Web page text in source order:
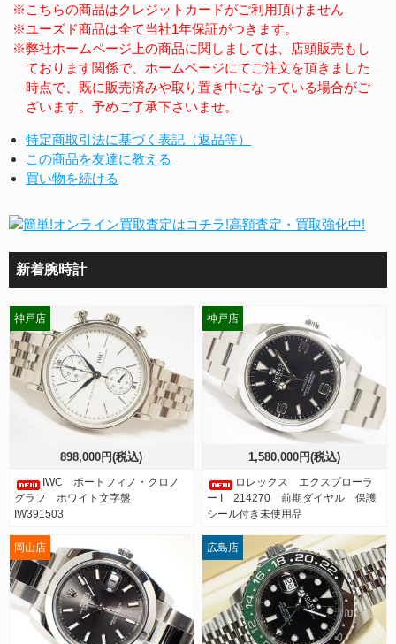
※こちらの商品はクレジットカードがご利用頂けません
※ユーズド商品は全て当社1年保証がつきます。
※弊社ホームページ上の商品に関しましては、店頭販売もし
ております関係で、ホームページにてご注文を頂きました
時点で、既に販売済みや取り置き中になっている場合がご
ざいます。予めご了承下さいませ。
特定商取引法に基づく表記（返品等）
この商品を友達に教える
買い物を続ける
新着腕時計
898,000円(税込)
IWC ポートフィノ・クロノ
グラフ ホワイト文字盤
IW391503
神戸店
1,580,000円(税込)
ロレックス エクスプローラ
ー I 214270 前期ダイヤル 保護
シール付き未使用品
神戸店
岡山店 広島店